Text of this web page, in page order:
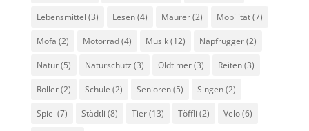
Lebensmittel (3) Lesen(4) Maurer(2) Mobilität(7)
Mofa (2) Motorrad(4) Musik(12) Napfrugger(2)
Natur(5) Naturschutz (3) Oldtimer(3) Reiten(3)
Roller(2) Schule (2) Senioren(5) Singen(2)
Spiel (7) Städtli (8) Tier(13) Töffli (2) Velo(6)